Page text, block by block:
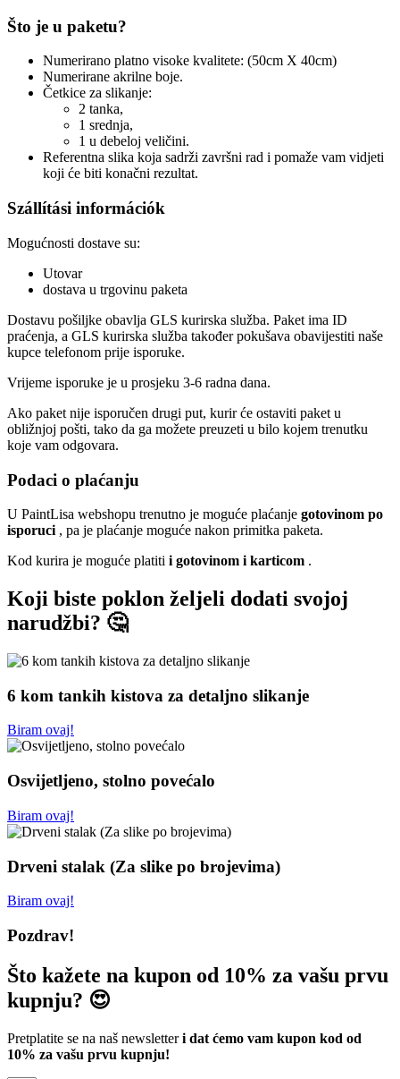
Što je u paketu?
Numerirano platno visoke kvalitete: (50cm X 40cm)
Numerirane akrilne boje.
Četkice za slikanje:
2 tanka,
1 srednja,
1 u debeloj veličini.
Referentna slika koja sadrži završni rad i pomaže vam vidjeti
koji će biti konačni rezultat.
Szállítási információk
Mogućnosti dostave su:
Utovar
dostava u trgovinu paketa
Dostavu pošiljke obavlja GLS kurirska služba. Paket ima ID
praćenja, a GLS kurirska služba također pokušava obavijestiti naše
kupce telefonom prije isporuke.
Vrijeme isporuke je u prosjeku 3-6 radna dana.
Ako paket nije isporučen drugi put, kurir će ostaviti paket u
obližnjoj pošti, tako da ga možete preuzeti u bilo kojem trenutku
koje vam odgovara.
Podaci o plaćanju
U PaintLisa webshopu trenutno je moguće plaćanje gotovinom po
isporuci , pa je plaćanje moguće nakon primitka paketa.
Kod kurira je moguće platiti i gotovinom i karticom .
Koji biste poklon željeli dodati svojoj
narudžbi? 🤔
6 kom tankih kistova za detaljno slikanje
Biram ovaj!
Osvijetljeno, stolno povećalo
Biram ovaj!
Drveni stalak (Za slike po brojevima)
Biram ovaj!
Pozdrav!
Što kažete na kupon od 10% za vašu prvu
kupnju? 😍
Pretplatite se na naš newsletteri dat ćemo vam kupon kod od
10% za vašu prvu kupnju!